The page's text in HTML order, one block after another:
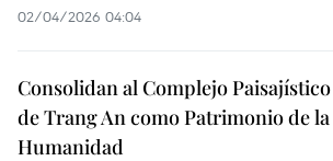
02/04/2026 04:04
Consolidan al Complejo Paisajístico
de Trang An como Patrimonio de la
Humanidad